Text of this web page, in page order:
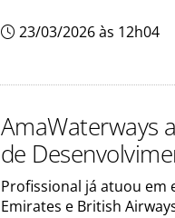
23/03/2026 às 12h04
AmaWaterways
de
Profissional já atuou em
Emirates e British